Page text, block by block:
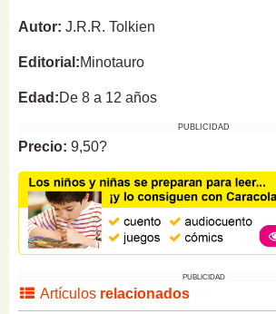
Autor: J.R.R. Tolkien
Editorial:Minotauro
Edad:De 8 a 12 años
PUBLICIDAD
Precio: 9,50?
PUBLICIDAD
Artículos relacionados